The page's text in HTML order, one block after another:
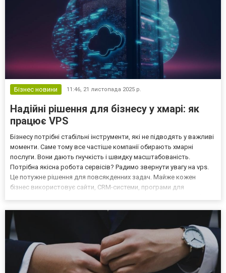
Бізнес новини 11:46, 21 листопада 2025 р.
Надійні рішення для бізнесу у хмарі: як
працює VPS
Бізнесу потрібні стабільні інструменти, які не підводять у важливі
моменти. Саме тому все частіше компанії обирають хмарні
послуги. Вони дають гнучкість і швидку масштабованість.
Потрібна якісна робота сервісів? Радимо звернути увагу на vps.
Це потужне рішення для повсякденних задач. Майже кожен
бізнес використовує сайти, CRM-системи, програми для